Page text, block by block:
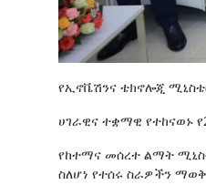
የኢኖቬሽንና ቴክኖሎጂ
ሀገራዊና ተቋማዊ የተከናወኑ
የከተማና መሰረተ ልማት
ስለሆነ የተሰሩ ስራዎችን